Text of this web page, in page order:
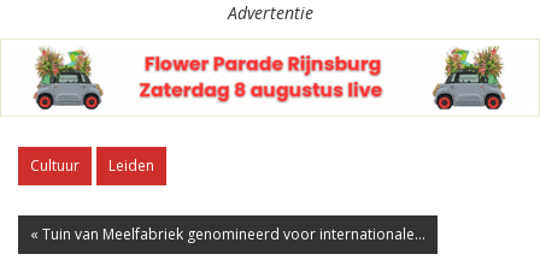
Advertentie
Cultuur Leiden
« Tuin van Meelfabriek genomineerd voor internationale...